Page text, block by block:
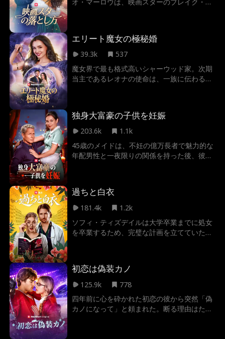
出入りする姿をパパラッチに撮られてしま
う。寝て出世した噂を立てられたクリオは、
ハリウッドの話題の的になる。評判が落ちる
クリオを支え始める。
エリート魔女の極秘婚
39.3k
537
魔女界で最も格式高いシャーウッド家。次期
当主であるレオナの使命は、一族に伝わる古
が、彼女の人生設計を粉々に打ち砕く。なん
と、絶対に解けない魔法の契約によって、彼
命的なミスを隠蔽し、一族の誇りを取り戻す
ため、レオナはエリックに離婚の呪文を唱え
を続けるうちに、レオナの心に築かれた分厚
い壁と果たすべき義務が、音を立てて崩れ始
めていき——果たして彼女が最後に選ぶの
は、一族の誇りか、それとも……
独身大富豪の子供を妊娠
203.6k
1.1k
45歳のメイドは、不妊の億万長者で魅力的な
年配男性と一夜限りの関係を持った後、彼の
が、二人は衝突する世界や予期せぬ感情を乗
り越え、一緒に家庭を築けるかどうかを見極
めなければならない。
過ちと白衣
181.4k
1.2k
ソフィ・ティズデイルは大学卒業までに処女
を卒業するため、完璧な計画を立てていた。
の事実を告げてきたルークは、ソフィが働く
カフェの常連で、大学の勤務医、そしてソフ
ィの担当医でもあった。 ルークに惚れてしま
かなか手を出さないルーク。二人の間には
徐々に亀裂が生まれていき…
初恋は偽装カノ
125.9k
778
四年前に心を砕かれた初恋の彼から突然「偽
カノになって」と頼まれた。断る理由はたく